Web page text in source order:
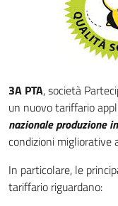
3A PTA, società
un nuovo tariffario
nazionale produzione
condizioni migliorative
In particolare, le
tariffario riguardano: